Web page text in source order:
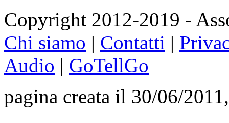
Copyright 2012-2019 -
Chi siamo | Contatti |
Audio | GoTellGo
pagina creata il 30/06/